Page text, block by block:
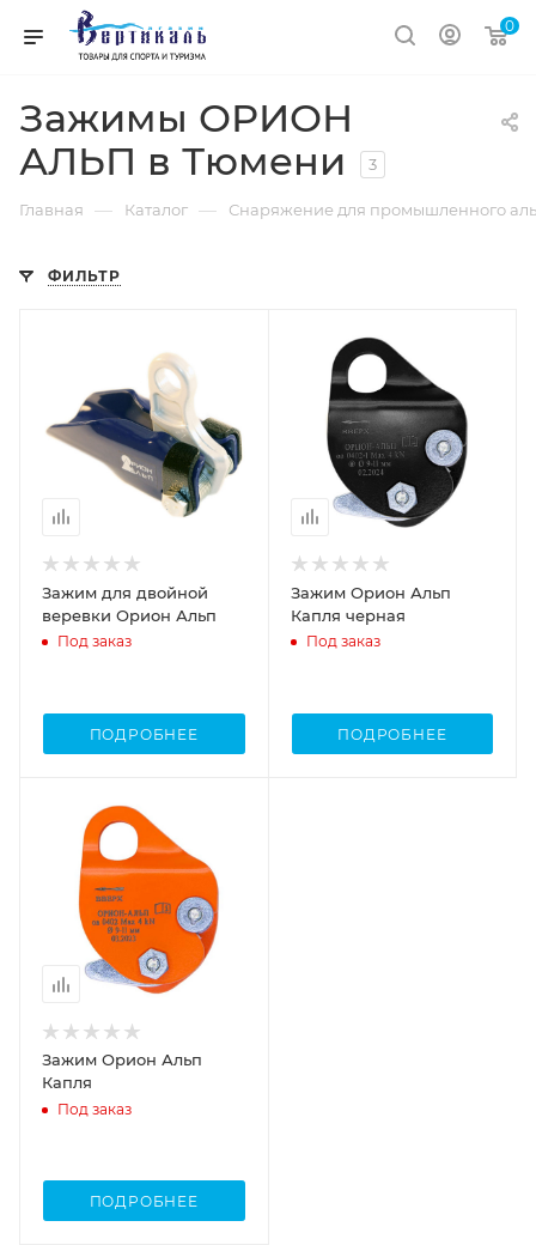
0
Зажимы ОРИОН
АЛЬП в Тюмени
3
Главная — Каталог — Снаряжение для промышленного
ФИЛЬТР
Зажим для двойной
веревки Орион Альп
Под заказ
ПОДРОБНЕЕ
Зажим Орион Альп
Капля черная
Под заказ
ПОДРОБНЕЕ
Зажим Орион Альп
Капля
Под заказ
ПОДРОБНЕЕ